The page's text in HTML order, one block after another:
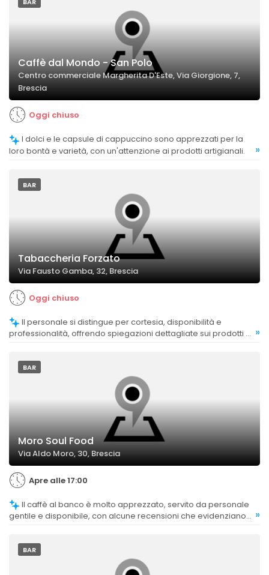
BAR
Caffè dal Mondo - San Polo
Centro commerciale Margherita D'Este, Via Giorgione, 7,
Brescia
Oggi chiuso
loro bontà e varietà, con un'attenzione ai prodotti artigianali.
»
BAR
Tabaccheria Forzato
Via Fausto Gamba, 32, Brescia
Oggi chiuso
professionalità, offrendo spiegazioni dettagliate sui prodotti e »
BAR
Moro Soul Food
Via Aldo Moro, 30, Brescia
Apre alle 17:00
gentile e disponibile, con alcune recensioni che evidenziano
»
BAR